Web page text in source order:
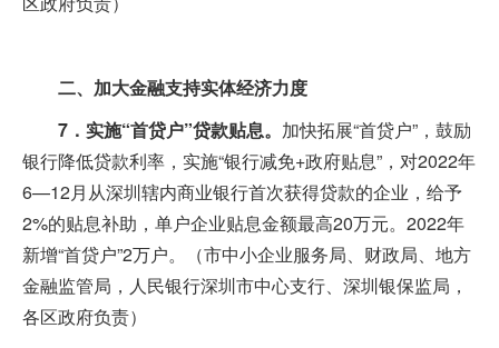
二、加大金融支持实体经济力度
7．实施“首贷户”贷款贴息。 加快拓展“首贷户”，鼓励
银行降低贷款利率，实施“银行减免+政府贴息”，对2022年
6—12月从深圳辖内商业银行首次获得贷款的企业，给予
2%的贴息补助，单户企业贴息金额最高20万元。2022年
新增“首贷户”2万户。（市中小企业服务局、财政局、地方
金融监管局，人民银行深圳市中心支行、深圳银保监局，
各区政府负责）